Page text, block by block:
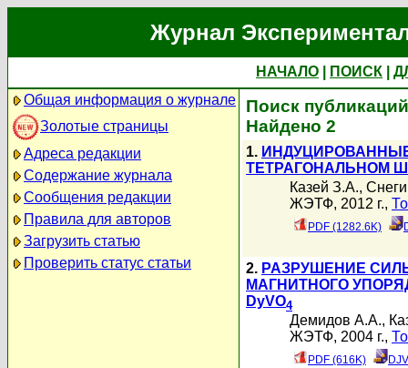
Журнал
НАЧАЛО ПОИСК
Общая информация о журнале
Золотые страницы
Адреса редакции
Содержание журнала
Сообщения редакции
Правила для авторов
Загрузить статью
Проверить статус статьи
Поиск
Найдено 2
1.
ТЕТРАГОНАЛЬНОМ
Казей З.А.,
ЖЭТФ, 2012 г.,
PDF (1282.6K)
2. РАЗРУШЕНИЕ
МАГНИТНОГО
DyVO4
Демидов А.А.,
ЖЭТФ, 2004 г.,
PDF (616K)